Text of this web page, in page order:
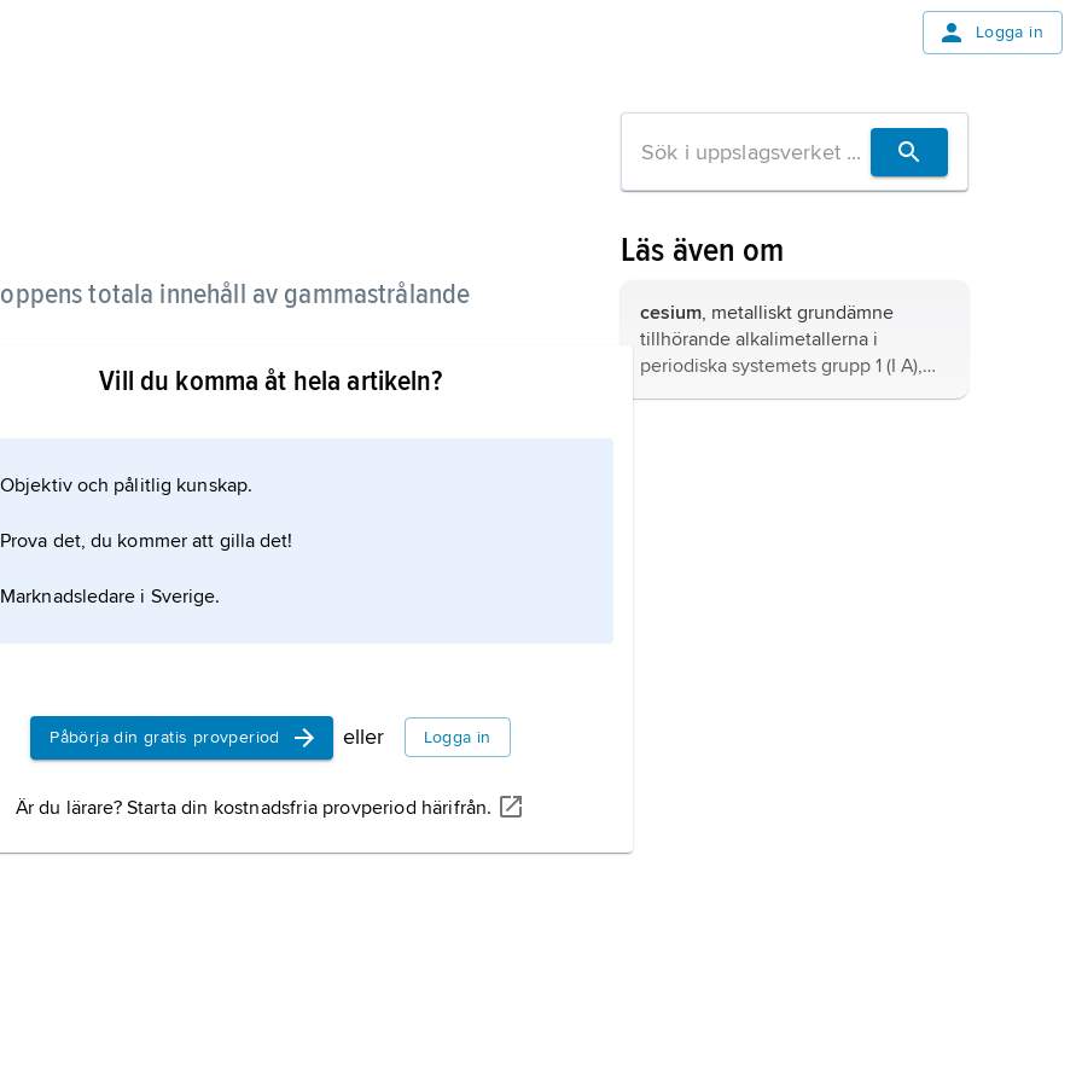
Logga in
totala innehåll av gammastrålande
specialbyggda mätrum, s.k. järnrum, med 10–
av störande bakgrundsstrålning. Ett tiotal
mätning dels av naturlig (kalium-40) och
nedfall) radioaktivitet, dels av i
Vill du komma åt hela artikeln?
Objektiv och pålitlig kunskap.
Prova det, du kommer att gilla det!
Marknadsledare i Sverige.
Påbörja din gratis provperiod eller Logga in
Är du lärare? Starta din kostnadsfria provperiod härifrån.
Läs även om
cesium, metalliskt grundämne
tillhörande alkalimetallerna i
periodiska systemets grupp 1 (I A),
kemiskt tecken Cs.